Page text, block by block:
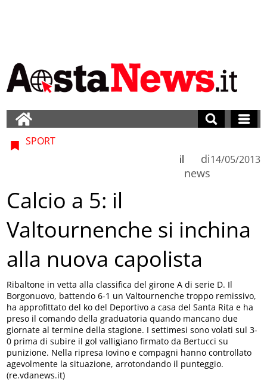
SPORT
di
news
il 14/05/2013
Calcio a 5: il
Valtournenche si inchina
alla nuova capolista
Ribaltone in vetta alla classifica del girone A di serie D. Il
Borgonuovo, battendo 6-1 un Valtournenche troppo remissivo,
ha approfittato del ko del Deportivo a casa del Santa Rita e ha
preso il comando della graduatoria quando mancano due
giornate al termine della stagione. I settimesi sono volati sul 3-
0 prima di subire il gol valligiano firmato da Bertucci su
punizione. Nella ripresa Iovino e compagni hanno controllato
agevolmente la situazione, arrotondando il punteggio.
(re.vdanews.it)